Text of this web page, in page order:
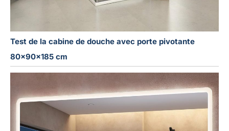
Test de la cabine de douche avec porte pivotante
80x90x185 cm